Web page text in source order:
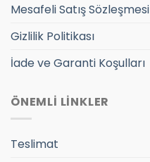
Mesafeli Satış Sözleşmesi
Gizlilik Politikası
İade ve Garanti Koşulları
ÖNEMLİ LİNKLER
Teslimat